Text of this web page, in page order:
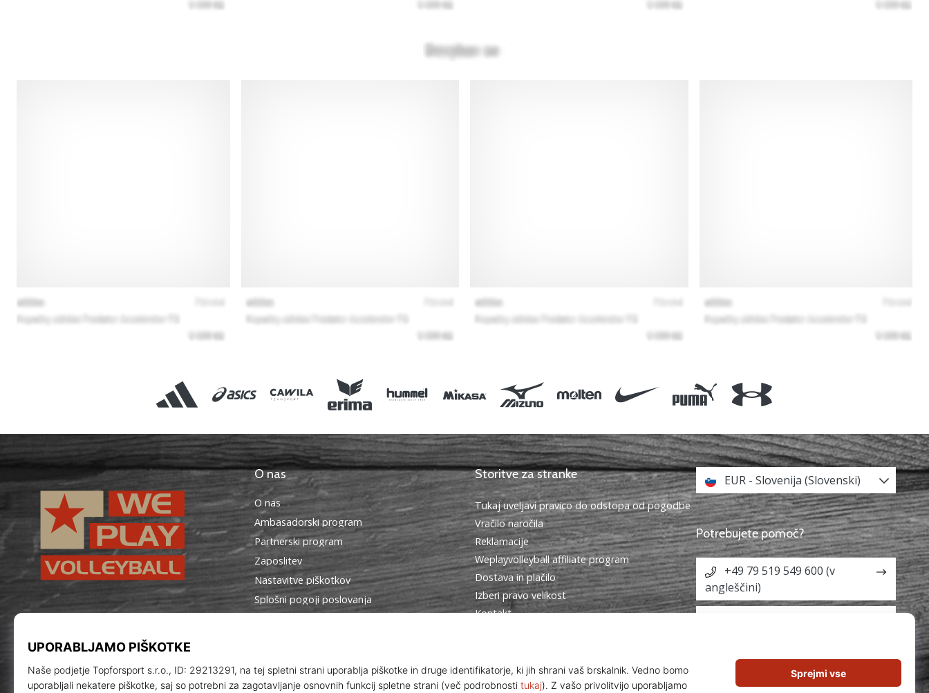
WePlayVolleyball.si
O nas
O nas
Ambasadorski program
Partnerski program
Zaposlitev
Nastavitve piškotkov
Splošni pogoji poslovanja
Storitve za stranke
Tukaj uveljavi pravico do odstopa od pogodbe
Vračilo naročila
Reklamacije
Weplayvolleyball affiliate program
Dostava in plačilo
Izberi pravo velikost
Kontakt
Program za ambasadorje
EUR - Slovenija (Slovenski)
Potrebujete pomoč?
+49 79 519 549 600 (v
angleščini)